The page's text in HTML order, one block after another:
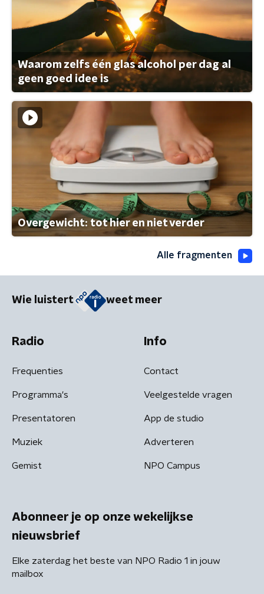
Waarom zelfs één glas alcohol per dag al
geen goed idee is
Overgewicht: tot hier en niet verder
Alle fragmenten
Wie luistert weet meer
Radio
Frequenties
Programma's
Presentatoren
Muziek
Gemist
Info
Contact
Veelgestelde vragen
App de studio
Adverteren
NPO Campus
Abonneer je op onze wekelijkse
nieuwsbrief
Elke zaterdag het beste van NPO Radio 1 in jouw
mailbox